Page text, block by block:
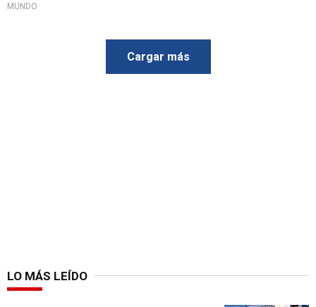
MUNDO
Cargar más
LO MÁS LEÍDO